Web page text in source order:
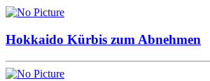
Hokkaido Kürbis zum Abnehmen